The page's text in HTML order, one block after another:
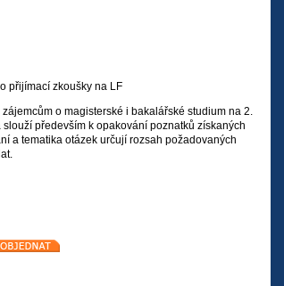
přijímací zkoušky na LF
o magisterské i bakalářské studium na 2.
především k opakování poznatků získaných
a tematika otázek určují rozsah požadovaných